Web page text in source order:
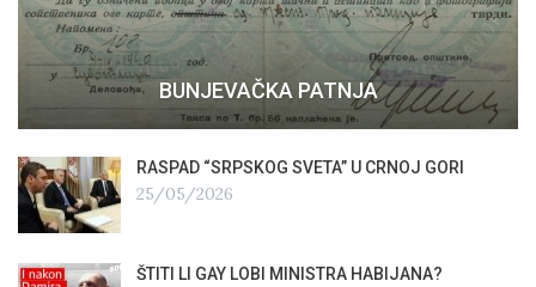
BUNJEVAČKA PATNJA
RASPAD “SRPSKOG SVETA” U CRNOJ GORI
25/05/2026
ŠTITI LI GAY LOBI MINISTRA HABIJANA?